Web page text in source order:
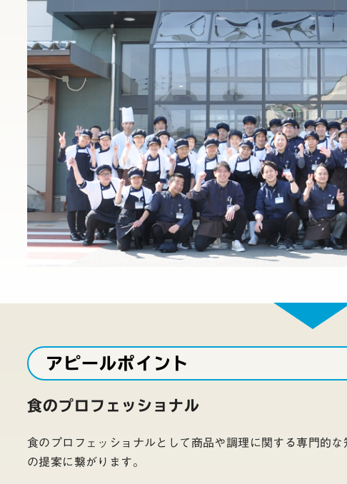
アピールポイント
食のプロフェッショナル
食のプロフェッショナルとして商品や調理に関する専門的
の提案に繋がります。